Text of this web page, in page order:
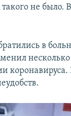
не было.
в
коронавируса.